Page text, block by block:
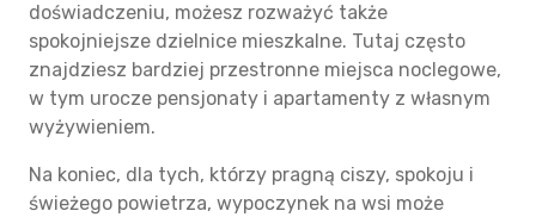
doświadczeniu, możesz rozważyć także
spokojniejsze dzielnice mieszkalne. Tutaj często
znajdziesz bardziej przestronne miejsca noclegowe,
w tym urocze pensjonaty i apartamenty z własnym
wyżywieniem.
Na koniec, dla tych, którzy pragną ciszy, spokoju i
świeżego powietrza, wypoczynek na wsi może